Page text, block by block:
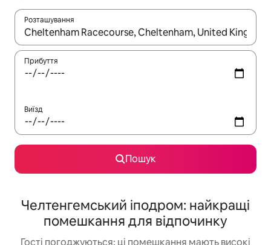
Розташування
Отримавши результати пошуку, використовуйте для
Прибуття
Виїзд
Пошук
Челтенгемський іподром: найкращі
помешкання для відпочинку
Гості погоджуються: ці помешкання мають високі